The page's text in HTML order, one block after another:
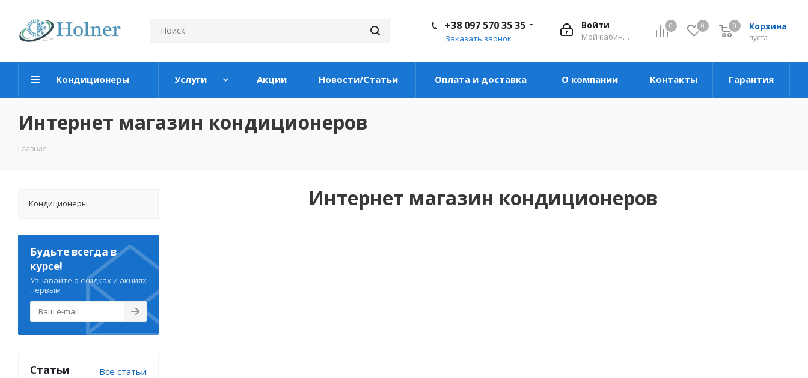
0 0 Корзина
пуста
0
Войти
Мой кабинет
+38 097 570 35 35
Заказать звонок
Кондиционеры Услуги Акции Новости/Статьи Оплата и доставка О компании Контакты Гарантия
Интернет магазин кондиционеров
Главная
Интернет магазин кондиционеров
Кондиционеры
Будьте всегда в
курсе!
Узнавайте о скидках и акциях
первым
Статьи Все статьи